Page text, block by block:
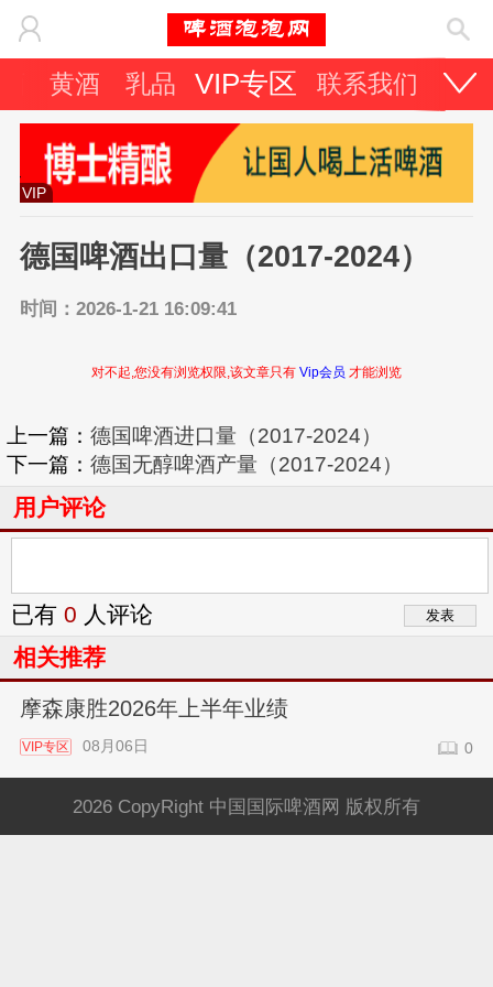
黄酒 乳品 VIP专区 联系我们
VIP
德国啤酒出口量（2017-2024）
时间：2026-1-21 16:09:41
对不起,您没有浏览权限,该文章只有 Vip会员 才能浏览
上一篇： 德国啤酒进口量（2017-2024）
下一篇： 德国无醇啤酒产量（2017-2024）
用户评论
已有 0 人评论
相关推荐
摩森康胜2026年上半年业绩
VIP专区 08月06日 0
2026 CopyRight 中国国际啤酒网 版权所有